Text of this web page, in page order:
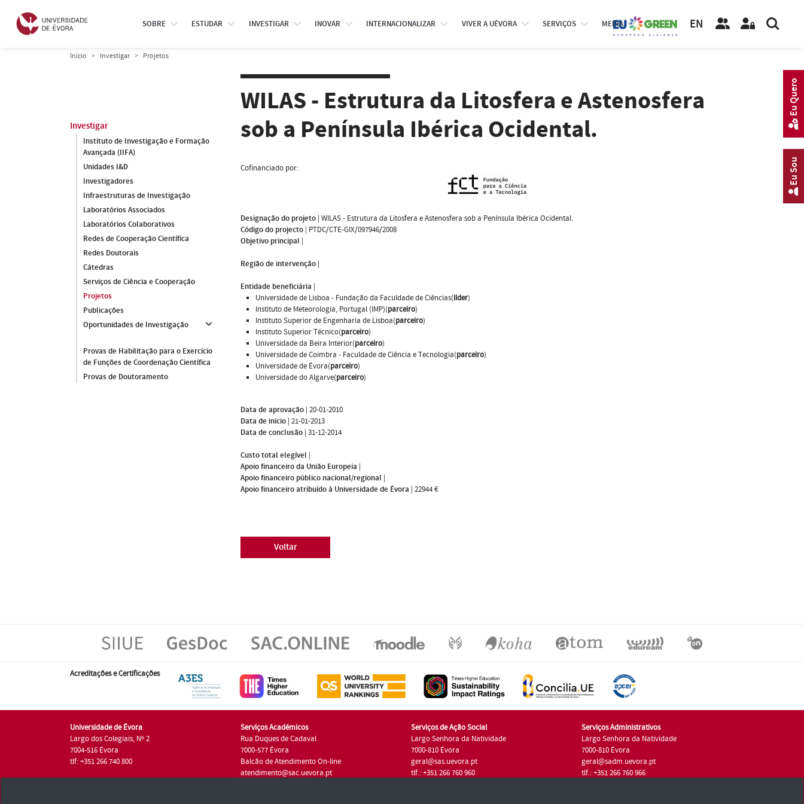
SOBRE ESTUDAR INVESTIGAR INOVAR INTERNACIONALIZAR VIVER A UÉVORA SERVIÇOS MEDIA EN
Início Investigar Projetos
Investigar
Instituto de Investigação e Formação
Avançada (IIFA)
Unidades I&D
Investigadores
Infraestruturas de Investigação
Laboratórios Associados
Laboratórios Colaborativos
Redes de Cooperação Científica
Redes Doutorais
Cátedras
Serviços de Ciência e Cooperação
Projetos
Publicações
Oportunidades de Investigação
Provas de Habilitação para o Exercício
de Funções de Coordenação Científica
Provas de Doutoramento
WILAS - Estrutura da Litosfera e Astenosfera
sob a Península Ibérica Ocidental.
Cofinanciado por:
Designação do projeto | WILAS - Estrutura da Litosfera e Astenosfera sob a Península Ibérica Ocidental.
Código do projecto | PTDC/CTE-GIX/097946/2008
Objetivo principal |
Região de intervenção |
Entidade beneficiária |
Universidade de Lisboa - Fundação da Faculdade de Ciências(líder)
Instituto de Meteorologia, Portugal (IMP)(parceiro)
Instituto Superior de Engenharia de Lisboa(parceiro)
Instituto Superior Técnico(parceiro)
Universidade da Beira Interior(parceiro)
Universidade de Coimbra - Faculdade de Ciência e Tecnologia(parceiro)
Universidade de Évora(parceiro)
Universidade do Algarve(parceiro)
Data de aprovação | 20-01-2010
Data de inicio | 21-01-2013
Data de conclusão | 31-12-2014
Custo total elegível |
Apoio financeiro da União Europeia |
Apoio financeiro público nacional/regional |
Apoio financeiro atribuído à Universidade de Évora | 22944 €
Voltar
Acreditações e Certificações
Universidade de Évora
Largo dos Colegiais, Nº 2
7004-516 Évora
tlf: +351 266 740 800
Serviços Académicos
Rua Duques de Cadaval
7000-577 Évora
Balcão de Atendimento On-line
atendimento@sac.uevora.pt
Serviços de Ação Social
Largo Senhora da Natividade
7000-810 Évora
geral@sas.uevora.pt
tlf.: +351 266 760 960
Serviços Administrativos
Largo Senhora da Natividade
7000-810 Évora
geral@sadm.uevora.pt
tlf.: +351 266 760 966
Eu Sou
Eu Quero